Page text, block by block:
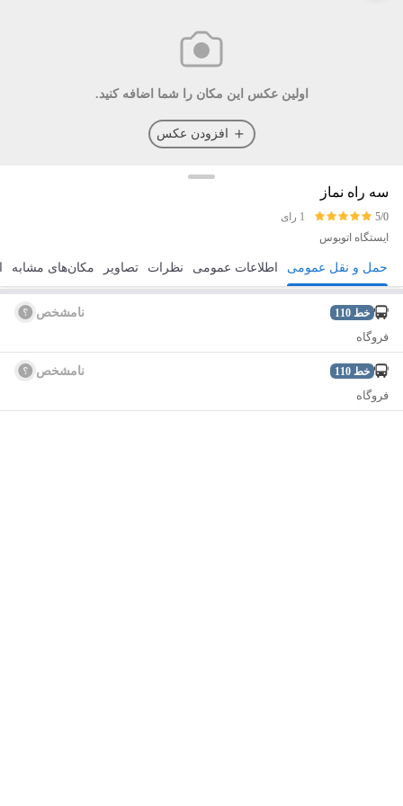
اولین عکس این مکان را شما اضافه کنید.
افزودن عکس
سه راه نماز
5/0
1 رای
ایستگاه اتوبوس
مسیریابی ذخیره ارسال حمل و نقل عمومی اطلاعات عمومی نظرات تصاویر مکان‌های مشابه
خط 110
نامشخص
فروگاه
خط 110
نامشخص
فروگاه